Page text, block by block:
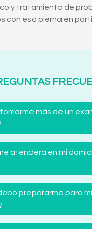
y tratamiento de
con esa pierna en
más de un
atenderá en mi
prepararme para mi